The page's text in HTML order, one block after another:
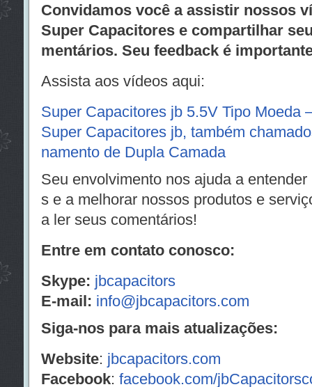
Convidamos você a assistir nossos
Super Capacitores e compartilhar
mentários. Seu feedback é
Assista aos vídeos aqui:
Super Capacitores jb 5.5V Tipo Moeda
Super Capacitores jb, também
namento de Dupla Camada
Seu envolvimento nos ajuda a
s e a melhorar nossos produtos e
a ler seus comentários!
Entre em contato conosco:
Skype: jbcapacitors
E-mail: info@jbcapacitors.com
Siga-nos para mais atualizações:
Website: jbcapacitors.com
Facebook: facebook.com/